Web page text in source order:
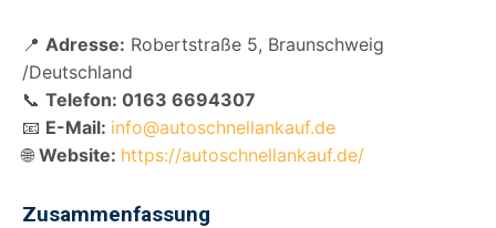
📍 Adresse: Robertstraße 5, Braunschweig
/Deutschland
📞 Telefon: 0163 6694307
📧 E-Mail: info@autoschnellankauf.de
🌐 Website: https://autoschnellankauf.de/
Zusammenfassung